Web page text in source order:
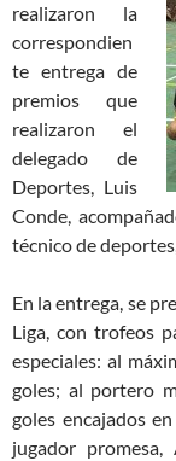
realizaron la
correspondien
te entrega de
premios que
realizaron el
delegado de
Deportes, Luis
Conde,
técnico de
En la entrega, se
Liga, con trofeos
especiales: al
goles; al portero
goles encajados
jugador